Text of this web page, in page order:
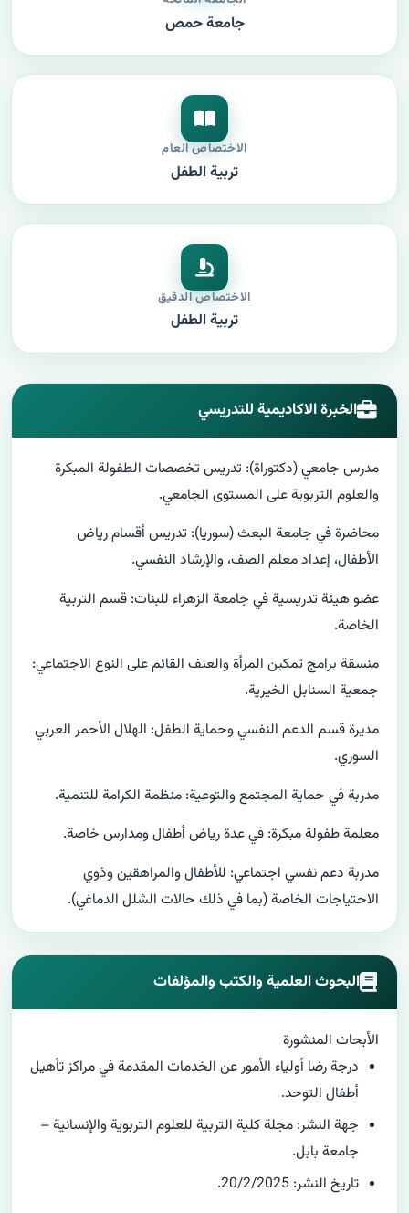
جامعة حمص
الاختصاص العام
تربية الطفل
الاختصاص الدقيق
تربية الطفل
الخبرة الاكاديمية للتدريسي
مدرس جامعي (دكتوراة): تدريس تخصصات الطفولة المبكرة
والعلوم التربوية على المستوى الجامعي.
محاضرة في جامعة البعث (سوريا): تدريس أقسام رياض
الأطفال، إعداد معلم الصف، والإرشاد النفسي.
عضو هيئة تدريسية في جامعة الزهراء للبنات: قسم التربية
الخاصة.
منسقة برامج تمكين المرأة والعنف القائم على النوع الاجتماعي:
جمعية السنابل الخيرية.
مديرة قسم الدعم النفسي وحماية الطفل: الهلال الأحمر العربي
السوري.
مدربة في حماية المجتمع والتوعية: منظمة الكرامة للتنمية.
معلمة طفولة مبكرة: في عدة رياض أطفال ومدارس خاصة.
مدربة دعم نفسي اجتماعي: للأطفال والمراهقين وذوي
الاحتياجات الخاصة (بما في ذلك حالات الشلل الدماغي).
البحوث العلمية والكتب والمؤلفات
الأبحاث المنشورة
درجة رضا أولياء الأمور عن الخدمات المقدمة في مراكز تأهيل
أطفال التوحد.
جهة النشر: مجلة كلية التربية للعلوم التربوية والإنسانية –
جامعة بابل.
تاريخ النشر: 20/2/2025.